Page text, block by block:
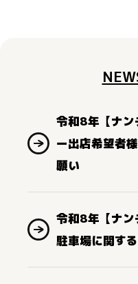
令和8年【ナン
ー出店希望者
願い
令和8年【ナン
駐車場に関す